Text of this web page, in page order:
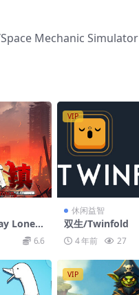
Mechanic Simulator
Lonely
6.6
VIP
休闲益智
双生/Twinfold
4 年前 27
VIP